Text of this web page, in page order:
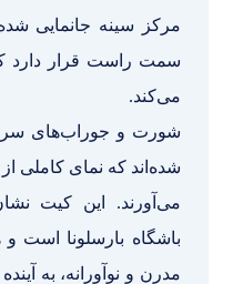
مرکز سینه جانمایی
سمت راست قرار دارد
می‌کند.
شورت و جوراب‌های
شده‌اند که نمای کاملی از
می‌آورند. این کیت
باشگاه بارسلونا است و
مدرن و نوآورانه، به